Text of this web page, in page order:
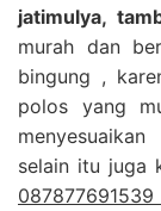
jatimulya,
murah dan
bingung ,
polos yang
menyesuaikan
selain itu juga